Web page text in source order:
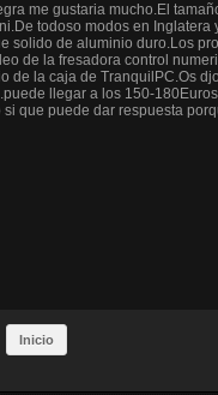
me gustaria mucho.El
todoso modos en Inglatera
solido de aluminio duro.Los
de la fresadora control
de la caja de TranquilPC.Os
llegar a los 150-
que puede dar respuesta
Inicio